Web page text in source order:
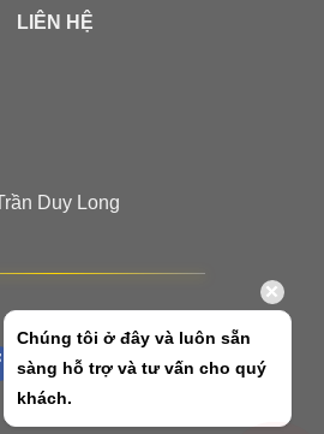
LIÊN HỆ
Duy Long
Chúng tôi ở đây và luôn sẵn
sàng hỗ trợ và tư vấn cho quý
khách.